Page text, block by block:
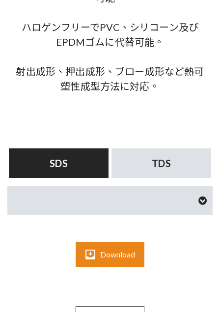
ハロゲンフリーでPVC、シリコーン及び
EPDMゴムに代替可能。
射出成形、押出成形、ブロー成形など熱可
塑性成型方法に対応。
SDS TDS
Download